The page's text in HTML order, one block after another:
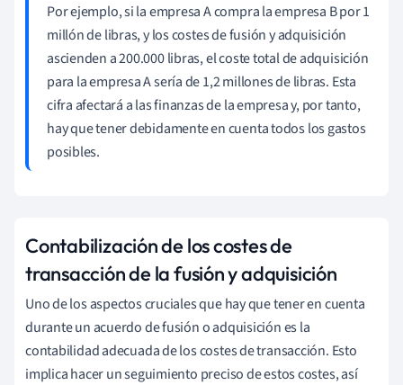
Por ejemplo, si la empresa A compra la empresa B por 1
millón de libras, y los costes de fusión y adquisición
ascienden a 200.000 libras, el coste total de adquisición
para la empresa A sería de 1,2 millones de libras. Esta
cifra afectará a las finanzas de la empresa y, por tanto,
hay que tener debidamente en cuenta todos los gastos
posibles.
Contabilización de los costes de
transacción de la fusión y adquisición
Uno de los aspectos cruciales que hay que tener en cuenta
durante un acuerdo de fusión o adquisición es la
contabilidad adecuada de los costes de transacción. Esto
implica hacer un seguimiento preciso de estos costes, así